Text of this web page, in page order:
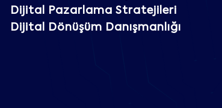
Dijital Pazarlama Stratejileri
Dijital Dönüşüm Danışmanlığı